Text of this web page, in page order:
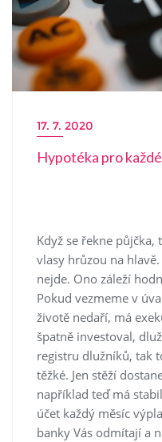
17. 7. 2020
Hypotéka pro
Když se řekne
vlasy hrůzou na
nejde. Ono záleží
Pokud vezmeme v
životě nedaří, má
špatně investoval,
registru dlužníků, tak
těžké. Jen stěží
například teď má
účet každý měsíc
banky Vás odmítají a